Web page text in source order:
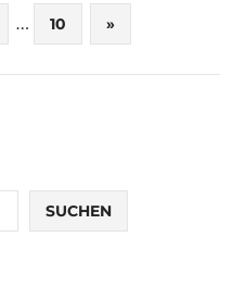
… 10
Nächste
Beiträge
»
SUCHEN